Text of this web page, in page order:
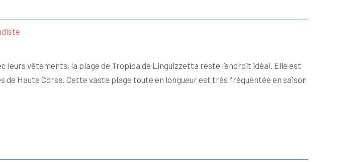
leurs vêtements, la plage de Tropica de Linguizzetta reste l’endroit idéal. Elle est
de Haute Corse. Cette vaste plage toute en longueur est très fréquentée en saison